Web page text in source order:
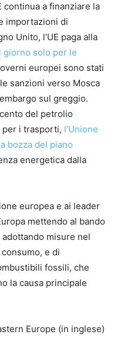
continua a finanziare la
importazioni di
Unito, l’UE paga alla
giorno solo per le
europei sono stati
sanzioni verso Mosca
sul greggio.
del petrolio
per i trasporti, l’Unione
bozza del piano
energetica dalla
europea e ai leader
mettendo al bando
misure nel
e di
fossili, che
la causa principale
Europe (in inglese)